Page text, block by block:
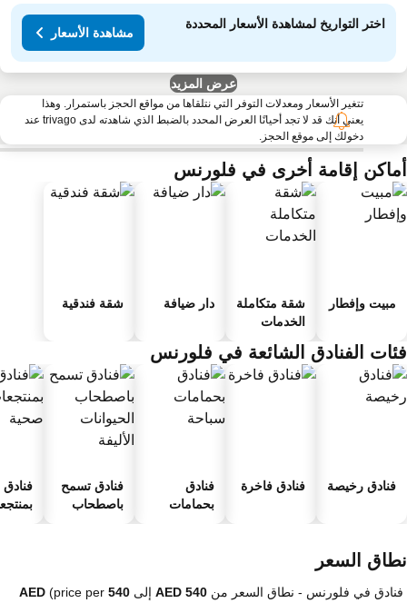
اختر التواريخ لمشاهدة الأسعار المحددة
مشاهدة الأسعار
عرض المزيد
تتغير الأسعار ومعدلات التوفر التي نتلقاها من مواقع الحجز باستمرار. وهذا
يعني أنك قد لا تجد أحيانًا العرض المحدد بالضبط الذي شاهدته لدى trivago عند
دخولك إلى موقع الحجز.
إقامة أخرى في فلورنس
مبيت وإفطار
شقة متكاملة
الخدمات
دار ضيافة شقة فندقية
الفنادق الشائعة في فلورنس
فنادق رخيصة فنادق فاخرة
فنادق
بحمامات
فنادق تسمح
باصطحاب
فنادق
السعر
في فلورنس - نطاق السعرمن إلى
(price per